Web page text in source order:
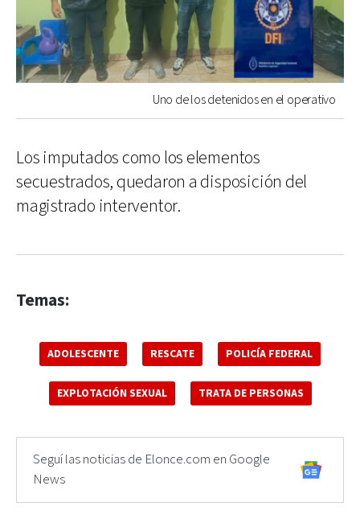
Uno de los detenidos en el operativo
Los imputados como los elementos
secuestrados, quedaron a disposición del
magistrado interventor.
Temas:
ADOLESCENTE RESCATE POLICÍA FEDERAL
EXPLOTACIÓN SEXUAL TRATA DE PERSONAS
Seguí las noticias de Elonce.com en Google
News